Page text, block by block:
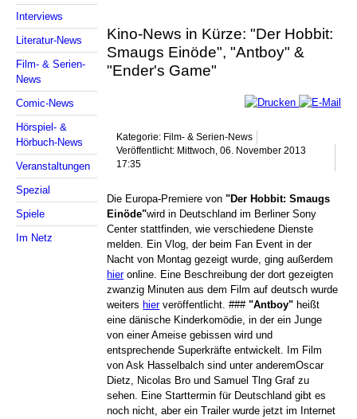
Interviews
Literatur-News
Film- & Serien-
News
Comic-News
Hörspiel- &
Hörbuch-News
Veranstaltungen
Spezial
Spiele
Im Netz
Kino-News in Kürze: "Der Hobbit:
Smaugs Einöde", "Antboy" &
"Ender's Game"
Kategorie: Film- & Serien-News
Veröffentlicht: Mittwoch, 06. November 2013
17:35
Die Europa-Premiere von"Der Hobbit: Smaugs
Einöde"wird in Deutschland im Berliner Sony
Center stattfinden, wie verschiedene Dienste
melden. Ein Vlog, der beim Fan Event in der
Nacht von Montag gezeigt wurde, ging außerdem
hieronline. Eine Beschreibung der dort gezeigten
zwanzig Minuten aus dem Film auf deutsch wurde
weiters hierveröffentlicht. ###"Antboy" heißt
eine dänische Kinderkomödie, in der ein Junge
von einer Ameise gebissen wird und
entsprechende Superkräfte entwickelt. Im Film
von Ask Hasselbalch sind unter anderemOscar
Dietz, Nicolas Bro und Samuel Tlng Graf zu
sehen. Eine Starttermin für Deutschland gibt es
noch nicht, aber ein Trailer wurde jetzt im Internet